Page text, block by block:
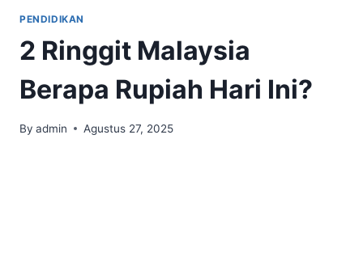
PENDIDIKAN
2 Ringgit Malaysia
Berapa Rupiah Hari Ini?
By admin Agustus 27, 2025